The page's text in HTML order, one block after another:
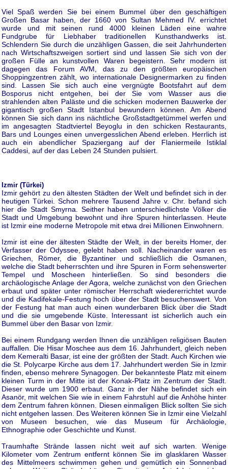
Viel Spaß werden Sie bei einem Bummel über den geschäftigen
Großen Basar haben, der 1660 von Sultan Mehmed IV. errichtet
wurde und mit seinen rund 4000 kleinen Läden eine wahre
Fundgrube für Liebhaber traditionellen Kunsthandwerks ist.
Schlendern Sie durch die unzähligen Gassen, die seit Jahrhunderten
nach Wirtschaftszweigen sortiert sind und lassen Sie sich von der
großen Fülle an kunstvollen Waren begeistern. Sehr modern ist
dagegen das Forum AVM, das zu den größten europäischen
Shoppingzentren zählt, wo internationale Designermarken zu finden
sind. Lassen Sie sich auch eine vergnügte Bootsfahrt auf dem
Bosporus nicht entgehen, bei der Sie vom Wasser aus die
strahlenden alten Paläste und die schicken modernen Bauwerke der
gigantisch großen Stadt Istanbul bewundern können. Am Abend
können Sie sich dann ins nächtliche Großstadtgetümmel werfen und
im angesagten Stadtviertel Beyoglu in den schicken Restaurants,
Bars und Lounges einen unvergesslichen Abend erleben. Herrlich ist
auch ein abendlicher Spaziergang auf der Flaniermeile Istiklal
Caddesi, auf der das Leben 24 Stunden pulsiert.
Izmir (Türkei)
Izmir gehört zu den ältesten Städten der Welt und befindet sich in der
heutigen Türkei. Schon mehrere Tausend Jahre v. Chr. befand sich
hier die Stadt Smyrna. Seither haben unterschiedlichste Völker die
Stadt und Umgebung bewohnt und ihre Spuren hinterlassen. Heute
ist Izmir eine moderne Metropole mit etwa drei Millionen Einwohnern.
Izmir ist eine der ältesten Städte der Welt, in der bereits Homer, der
Verfasser der Odyssee, gelebt haben soll. Nacheinander waren es
Griechen, Römer, die Byzantiner und schließlich die Osmanen,
welche die Stadt beherrschten und ihre Spuren in Form sehenswerter
Tempel und Moscheen hinterließen. So sind besonders die
archäologische Anlage der Agora, welche zunächst von den Griechen
erbaut und später unter römischer Herrschaft wiedererrichtet wurde
und die Kadifekale-Festung hoch über der Stadt besuchenswert. Von
der Festung hat man auch einen wunderbaren Blick über die Stadt
und die sie umgebende Küste. Interessant ist sicherlich auch ein
Bummel über den Basar von Izmir.
Bei einem Rundgang werden Ihnen die unzähligen religiösen Bauten
auffallen. Die Hisar Moschee aus dem 16. Jahrhundert, gleich neben
dem Kemeralti Basar, ist eine der größten der Stadt. Auch Kirchen wie
die St. Polycarpe Kirche aus dem 17. Jahrhundert werden Sie in Izmir
finden, ebenso mehrere Synagogen. Der bekannteste Platz mit einem
kleinen Turm in der Mitte ist der Konak-Platz im Zentrum der Stadt.
Dieser wurde um 1900 erbaut. Ganz in der Nähe befindet sich ein
Asanör, mit welchen Sie wie in einem Fahrstuhl auf die Anhöhe hinter
dem Zentrum fahren können. Diesen einmaligen Blick sollten Sie sich
nicht entgehen lassen. Des Weiteren können Sie in Izmir eine Vielzahl
von Museen besuchen, wie das Museum für Archäologie,
Ethnographie oder Geschichte und Kunst.
Traumhafte Strände lassen nicht weit auf sich warten. Wenige
Kilometer vom Zentrum entfernt können Sie im glasklaren Wasser
des Mittelmeers schwimmen gehen und gemütlich ein Sonnenbad